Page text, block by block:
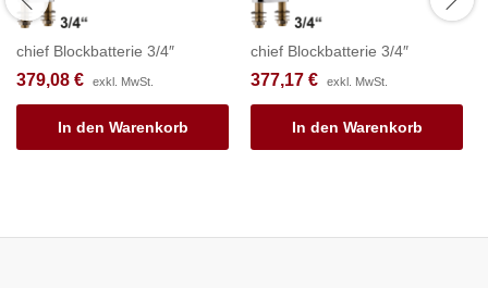
chief Blockbatterie 3/4″
379,08 € exkl. MwSt.
In den Warenkorb
chief Blockbatterie 3/4″
377,17 € exkl. MwSt.
In den Warenkorb